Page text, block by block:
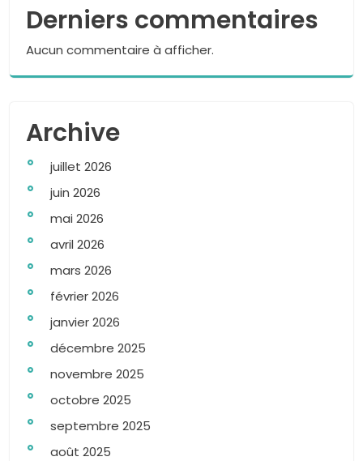
Derniers commentaires
Aucun commentaire à afficher.
Archive
juillet 2026
juin 2026
mai 2026
avril 2026
mars 2026
février 2026
janvier 2026
décembre 2025
novembre 2025
octobre 2025
septembre 2025
août 2025